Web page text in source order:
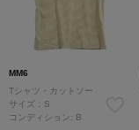
MM6
Tシャツ・カットソー
サイズ：S
コンディション: B